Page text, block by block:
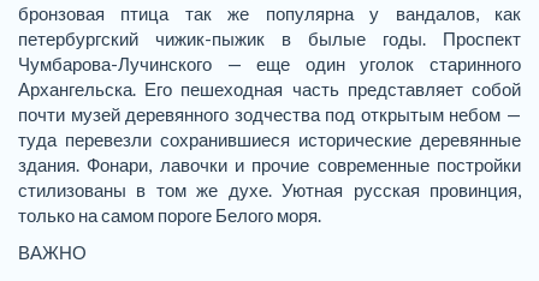
бронзовая птица так же популярна у вандалов, как
петербургский чижик-пыжик в былые годы. Проспект
Чумбарова-Лучинского — еще один уголок старинного
Архангельска. Его пешеходная часть представляет собой
почти музей деревянного зодчества под открытым небом —
туда перевезли сохранившиеся исторические деревянные
здания. Фонари, лавочки и прочие современные постройки
стилизованы в том же духе. Уютная русская провинция,
только на самом пороге Белого моря.
ВАЖНО